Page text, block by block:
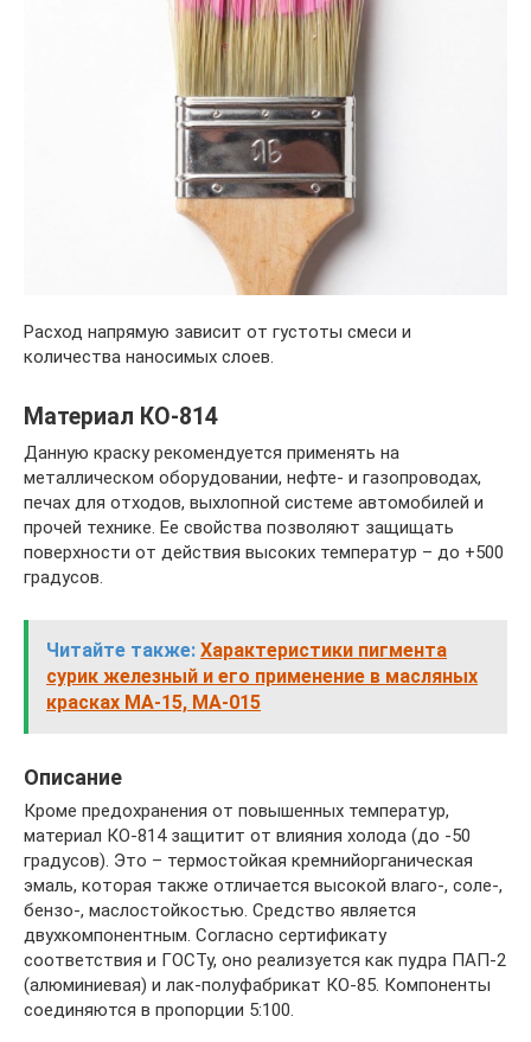
Расход напрямую зависит от густоты смеси и
количества наносимых слоев.
Материал КО-814
Данную краску рекомендуется применять на
металлическом оборудовании, нефте- и газопроводах,
печах для отходов, выхлопной системе автомобилей и
прочей технике. Ее свойства позволяют защищать
поверхности от действия высоких температур – до +500
градусов.
Читайте также: Характеристики пигмента
сурик железный и его применение в масляных
красках МА-15, МА-015
Описание
Кроме предохранения от повышенных температур,
материал КО-814 защитит от влияния холода (до -50
градусов). Это – термостойкая кремнийорганическая
эмаль, которая также отличается высокой влаго-, соле-,
бензо-, маслостойкостью. Средство является
двухкомпонентным. Согласно сертификату
соответствия и ГОСТу, оно реализуется как пудра ПАП-2
(алюминиевая) и лак-полуфабрикат КО-85. Компоненты
соединяются в пропорции 5:100.